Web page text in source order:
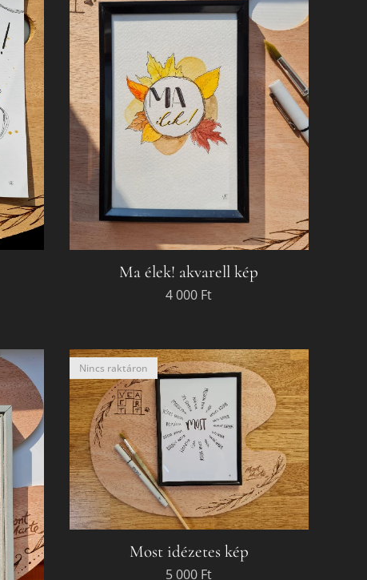
Ma élek! akvarell kép
4 000 Ft
Most idézetes kép
Nincs raktáron
5 000 Ft